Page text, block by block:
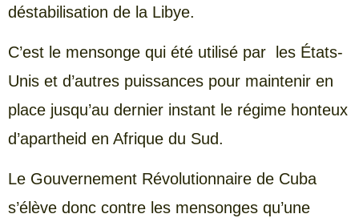
déstabilisation de la Libye.
C’est le mensonge qui été utilisé par les États-
Unis et d’autres puissances pour maintenir en
place jusqu’au dernier instant le régime honteux
d’apartheid en Afrique du Sud.
Le Gouvernement Révolutionnaire de Cuba
s’élève donc contre les mensonges qu’une